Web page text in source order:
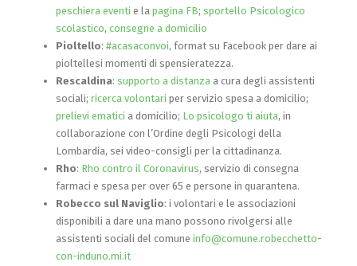
peschiera eventi e la pagina FB; sportello Psicologico
scolastico, consegne a domicilio
Pioltello: #acasaconvoi, format su Facebook per dare ai
pioltellesi momenti di spensieratezza.
Rescaldina: supporto a distanza a cura degli assistenti
sociali; ricerca volontari per servizio spesa a domicilio;
prelievi ematici a domicilio; Lo psicologo ti aiuta, in
collaborazione con l’Ordine degli Psicologi della
Lombardia, sei video-consigli per la cittadinanza.
Rho: Rho contro il Coronavirus, servizio di consegna
farmaci e spesa per over 65 e persone in quarantena.
Robecco sul Naviglio: i volontari e le associazioni
disponibili a dare una mano possono rivolgersi alle
assistenti sociali del comune info@comune.robecchetto-
con-induno.mi.it